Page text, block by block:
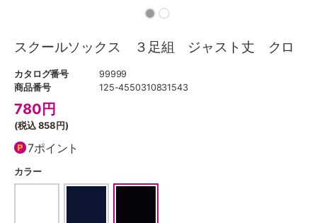
スクールソックス ３足組 ジャスト丈 クロ
カタログ番号
99999
商品番号
125-4550310831543
780 円
(税込858円)
7ポイント
カラー